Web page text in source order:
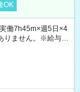
OK
働7h45m×週5日×4
りません。※給与即